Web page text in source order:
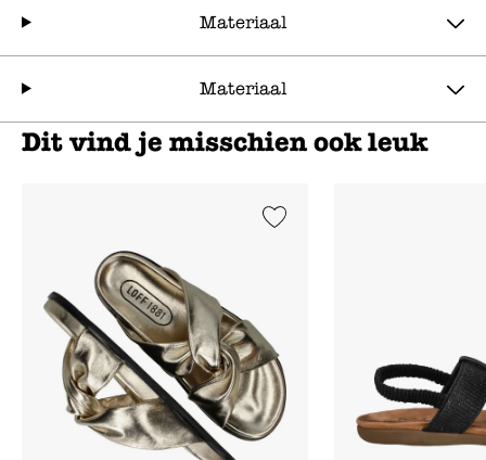
Materiaal
Materiaal
Dit vind je misschien ook leuk
Add to Wishlist